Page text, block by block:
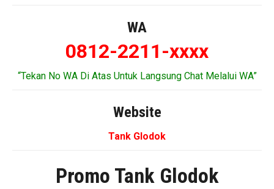
WA
0812-2211-xxxx
“Tekan No WA Di Atas Untuk Langsung Chat Melalui WA”
Website
Tank Glodok
Promo Tank Glodok